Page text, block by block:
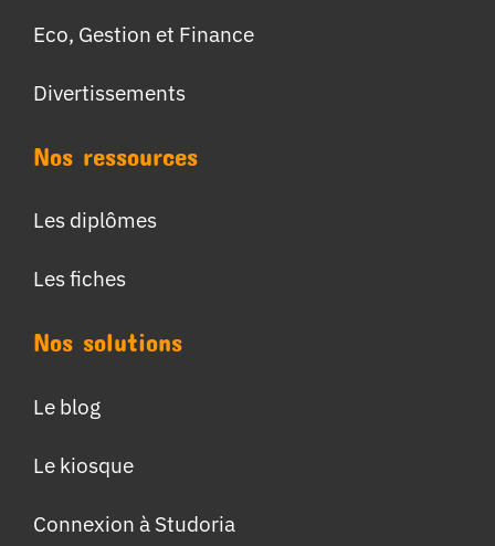
Eco, Gestion et Finance
Divertissements
Nos ressources
Les diplômes
Les fiches
Nos solutions
Le blog
Le kiosque
Connexion à Studoria